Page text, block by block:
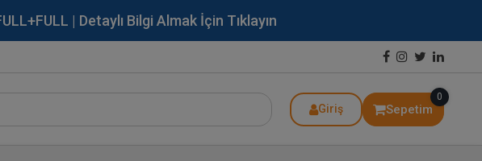
| Detaylı Bilgi Almak İçin Tıklayın
Giriş Sepetim
0